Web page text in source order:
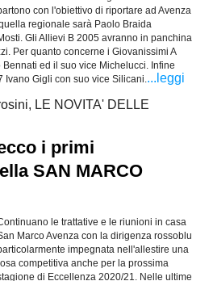
con l'obiettivo di riportare ad Avenza
regionale sarà Paolo Braida
Gli Allievi B 2005 avranno in panchina
Per quanto concerne i Giovanissimi A
ed il suo vice Michelucci. Infine
Gigli con suo vice Silicani. ...leggi
LE NOVITA' DELLE
i primi
SAN MARCO
le trattative e le riunioni in casa
Marco Avenza con la dirigenza rossoblu
impegnata nell'allestire una
competitiva anche per la prossima
di Eccellenza 2020/21. Nelle ultime